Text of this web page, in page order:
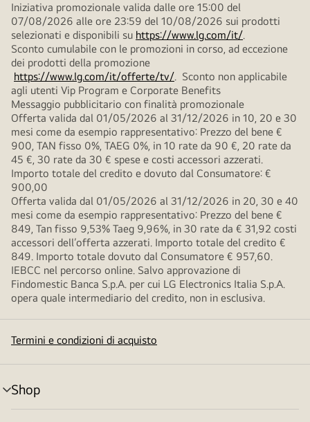
Iniziativa promozionale valida dalle ore 15:00 del
07/08/2026 alle ore 23:59 del 10/08/2026 sui prodotti
selezionati e disponibili su https://www.lg.com/it/.
Sconto cumulabile con le promozioni in corso, ad eccezione
dei prodotti della promozione
https://www.lg.com/it/offerte/tv/. Sconto non applicabile
agli utenti Vip Program e Corporate Benefits
Messaggio pubblicitario con finalità promozionale
Offerta valida dal 01/05/2026 al 31/12/2026 in 10, 20 e 30
mesi come da esempio rappresentativo: Prezzo del bene €
900, TAN fisso 0%, TAEG 0%, in 10 rate da 90 €, 20 rate da
45 €, 30 rate da 30 € spese e costi accessori azzerati.
Importo totale del credito e dovuto dal Consumatore: €
900,00
Offerta valida dal 01/05/2026 al 31/12/2026 in 20, 30 e 40
mesi come da esempio rappresentativo: Prezzo del bene €
849, Tan fisso 9,53% Taeg 9,96%, in 30 rate da € 31,92 costi
accessori dell’offerta azzerati. Importo totale del credito €
849. Importo totale dovuto dal Consumatore € 957,60.
IEBCC nel percorso online. Salvo approvazione di
Findomestic Banca S.p.A. per cui LG Electronics Italia S.p.A.
opera quale intermediario del credito, non in esclusiva.
Termini e condizioni di acquisto
Shop
Attivazione
menu